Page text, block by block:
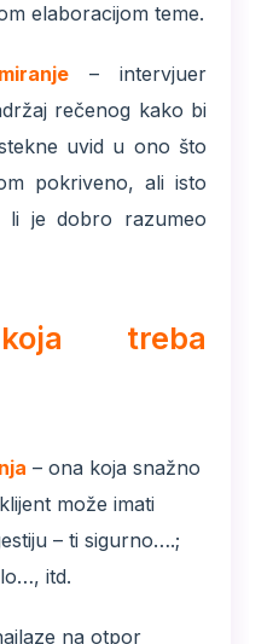
elaboracijom teme.
– intervjuer
rečenog kako bi
uvid u ono što
pokriveno, ali isto
je dobro razumeo
treba
– ona koja snažno
može imati
– ti sigurno….;
itd.
na otpor